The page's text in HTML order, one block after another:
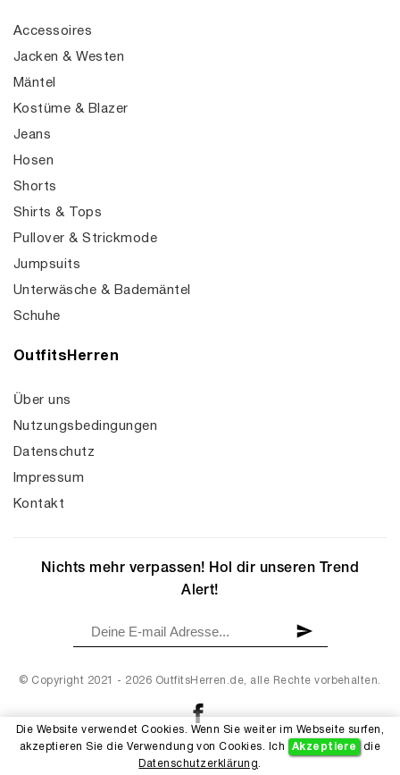
Accessoires
Jacken & Westen
Mäntel
Kostüme & Blazer
Jeans
Hosen
Shorts
Shirts & Tops
Pullover & Strickmode
Jumpsuits
Unterwäsche & Bademäntel
Schuhe
OutfitsHerren
Über uns
Nutzungsbedingungen
Datenschutz
Impressum
Kontakt
© Copyright 2021 - 2026 OutfitsHerren.de, alle Rechte vorbehalten.
Nichts mehr verpassen! Hol dir unseren Trend
Alert!
Die Website verwendet Cookies. Wenn Sie weiter im Webseite surfen,
akzeptieren Sie die Verwendung von Cookies. Ich
Akzeptiere
die
Datenschutzerklärung